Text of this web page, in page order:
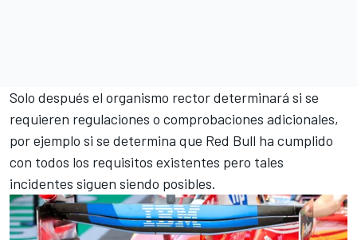
Solo después el organismo rector determinará si se
requieren regulaciones o comprobaciones adicionales,
por ejemplo si se determina que Red Bull ha cumplido
con todos los requisitos existentes pero tales
incidentes siguen siendo posibles.